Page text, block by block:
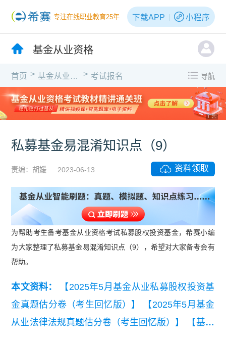
专注在线职业教育25年 下载APP 小程序
基金从业资格
首页 > 基金从业资格 > 考试报名 导航
广告
私募基金易混淆知识点（9）
责编：胡媛 2023-06-13 资料领取
为帮助考生备考基金从业资格考试私募股权投资基金，希赛小编
为大家整理了私募基金易混淆知识点（9），希望对大家备考会有
帮助。
本文资料：
【2025年5月基金从业私募股权投资基
金真题估分卷（考生回忆版）】
【2025年5月基金
从业法律法规真题估分卷（考生回忆版）】
【基金